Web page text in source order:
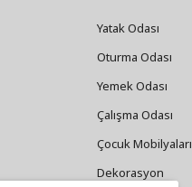
Yatak Odası
Oturma Odası
Yemek Odası
Çalışma Odası
Çocuk Mobilyaları
Dekorasyon